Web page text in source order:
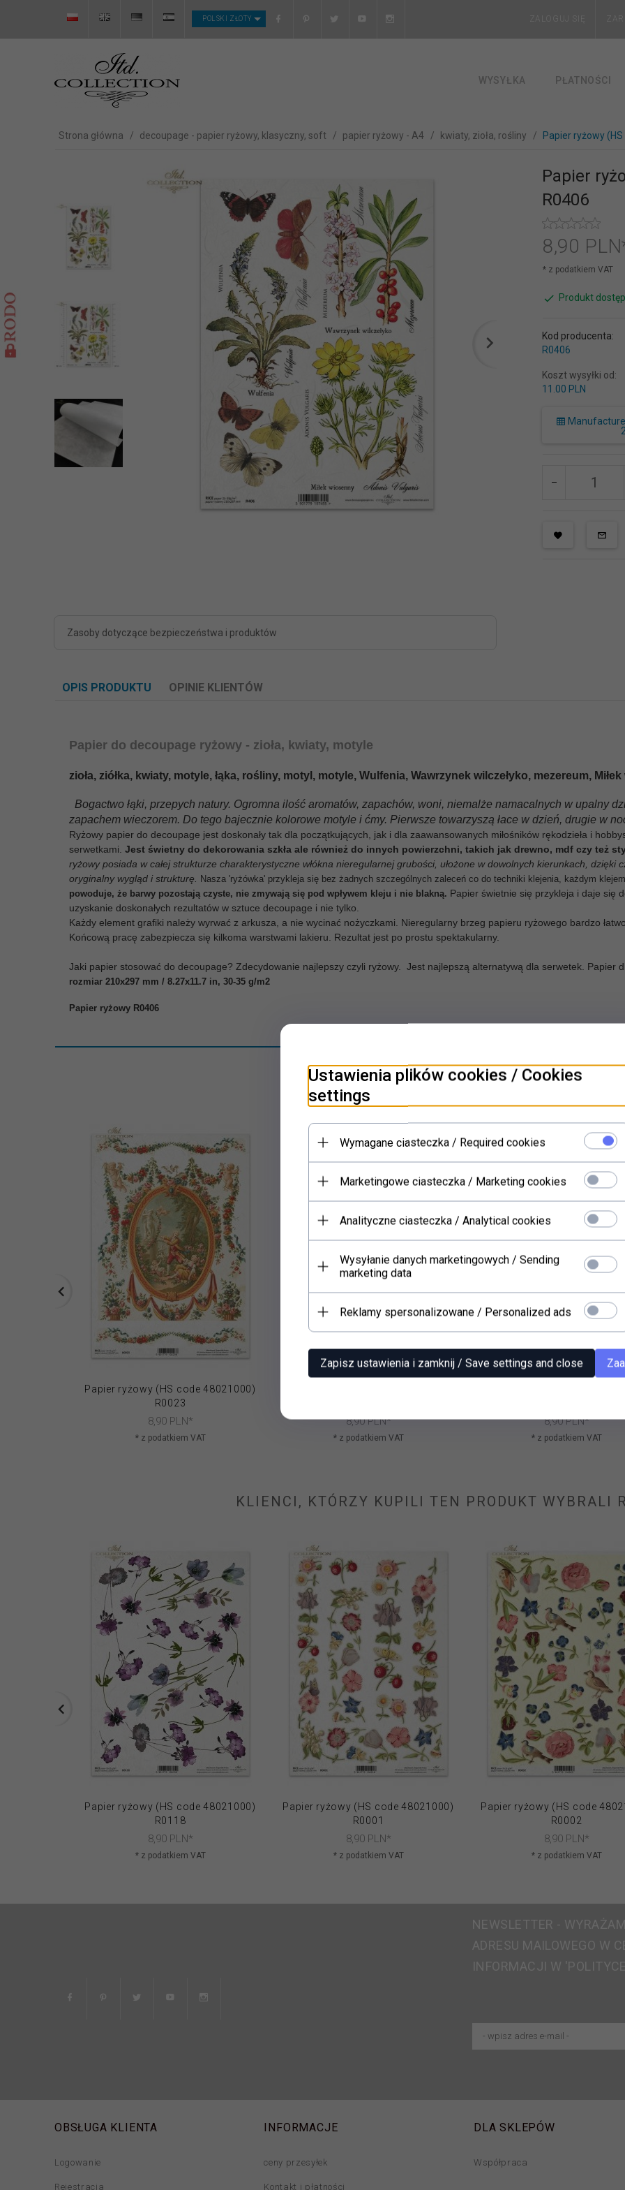
CURRENCY_H
POLSKI ZŁOTY ZALOGUJ SIĘ
WYSYŁKA PŁATNOŚCI
Strona główna decoupage - papier ryżowy, klasyczny, soft papier ryżowy - A4 kwiaty, zioła, rośliny Papier ryżowy
Zasoby dotyczące bezpieczeństwa i produktów
Papier
R0406
8,90
* z podatkiem VAT
Produkt
Kod producenta:
R0406
Koszt wysyłki od:
11.00 PLN
OPIS PRODUKTU OPINIE KLIENTÓW
Papier do decoupage ryżowy - zioła, kwiaty, motyle
zioła, ziółka, kwiaty, motyle, łąka, rośliny, motyl, motyle, Wulfenia, Wawrzynek wilczełyko, mezereum,
Bogactwo łąki, przepych natury. Ogromna ilość aromatów, zapachów, woni, niemalże namacalnych w upalny
zapachem wieczorem. Do tego bajecznie kolorowe motyle i ćmy. Pierwsze towarzyszą łace w dzień, drugie w
Ryżowy papier do decoupage jest doskonały tak dla początkujących, jak i dla zaawansowanych miłośników rękodzieła i
serwetkami. Jest świetny do dekorowania szkła ale również do innych powierzchni, takich jak drewno, mdf czy też
ryżowy posiada w całej strukturze charakterystyczne włókna nieregularnej grubości, ułożone w dowolnych kierunkach,
oryginalny wygląd i strukturę. Nasza 'ryżówka' przykleja się bez żadnych szczególnych zaleceń co do techniki klejenia, każdym klejem
powoduje, że barwy pozostają czyste, nie zmywają się pod wpływem kleju i nie blakną. Papier świetnie się przykleja i daje się
uzyskanie doskonałych rezultatów w sztuce decoupage i nie tylko.
Każdy element grafiki należy wyrwać z arkusza, a nie wycinać nożyczkami. Nieregularny brzeg papieru ryżowego bardzo
Końcową pracę zabezpiecza się kilkoma warstwami lakieru. Rezultat jest po prostu spektakularny.
Jaki papier stosować do decoupage? Zdecydowanie najlepszy czyli ryżowy. Jest najlepszą alternatywą dla serwetek. Papier
rozmiar 210x297 mm / 8.27x11.7 in, 30-35 g/m2
Papier ryżowy R0406
PRODUKTY POWIĄZANE
Papier ryżowy (HS code 48021000)
R0023
8,90 PLN*
* z podatkiem VAT
8,90 PLN*
* z podatkiem VAT
8,90 PLN*
* z podatkiem VAT
KLIENCI, KTÓRZY KUPILI TEN PRODUKT WYBRALI
Papier ryżowy (HS code 48021000)
R0118
8,90 PLN*
* z podatkiem VAT
Papier ryżowy (HS code 48021000)
R0001
8,90 PLN*
* z podatkiem VAT
Papier ryżowy (HS code
R0002
8,90 PLN*
* z podatkiem VAT
NEWSLETTER -
ADRESU MAILOWEGO W
INFORMACJI W
OBSŁUGA KLIENTA
Logowanie
Rejestracja
INFORMACJE
ceny przesyłek
Kontakt i płatności
DLA SKLEPÓW
Współpraca
Ustawienia plików cookies / Cookies
settings
Wymagane ciasteczka / Required cookies
Marketingowe ciasteczka / Marketing cookies
Analityczne ciasteczka / Analytical cookies
Wysyłanie danych marketingowych / Sending
marketing data
Reklamy spersonalizowane / Personalized ads
Zapisz ustawienia i zamknij / Save settings and close